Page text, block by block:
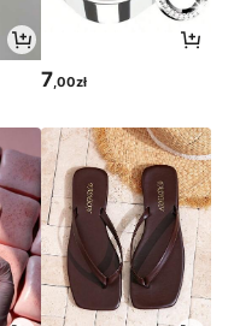
7,00zł